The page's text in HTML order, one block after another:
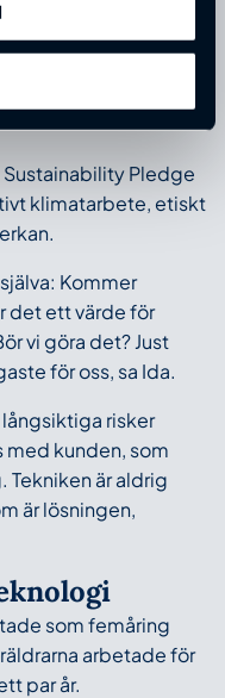
roll förtydligats och
också utvärdering
utvärdering av
Sustainability Pledge
klimatarbete, etiskt
Kommer
det ett värde för
vi göra det? Just
för oss, sa Ida.
risker
kunden, som
Tekniken är aldrig
är lösningen,
som femåring
arbetade för
par år.